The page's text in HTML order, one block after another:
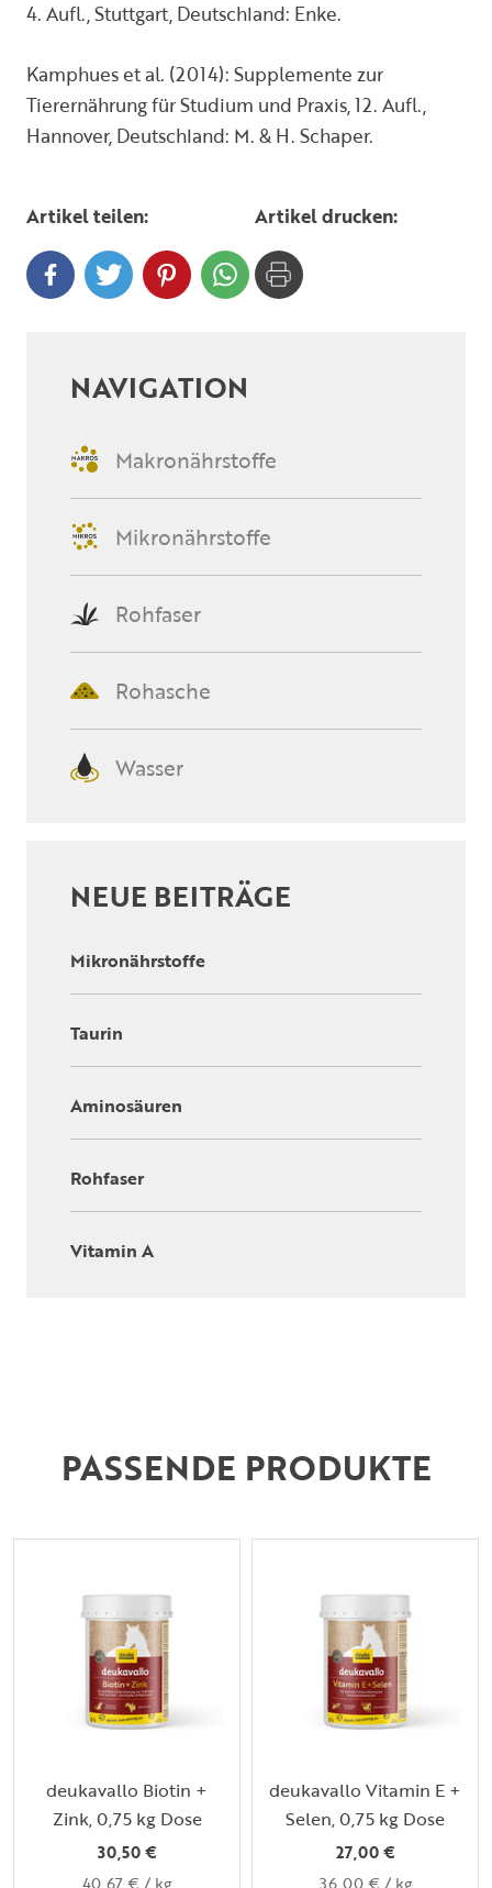
4. Aufl., Stuttgart, Deutschland: Enke.
Kamphues et al. (2014): Supplemente zur
Tierernährung für Studium und Praxis, 12. Aufl.,
Hannover, Deutschland: M. & H. Schaper.
Artikel teilen: Artikel drucken:
NAVIGATION
Makronährstoffe
Mikronährstoffe
Rohfaser
Rohasche
Wasser
NEUE BEITRÄGE
Mikronährstoffe
Taurin
Aminosäuren
Rohfaser
Vitamin A
PASSENDE PRODUKTE
deukavallo Biotin +
Zink, 0,75 kg Dose
30,50 €
40,67 € / kg
deukavallo Vitamin E +
Selen, 0,75 kg Dose
27,00 €
36,00 € / kg